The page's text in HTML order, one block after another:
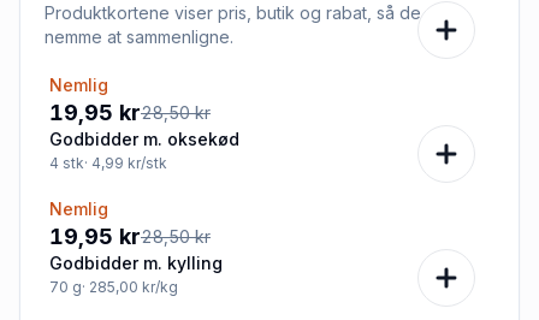
Produktkortene viser pris, butik og rabat, så de er
nemme at sammenligne.
-30%
Nemlig
19,95 kr28,50 kr
Godbidder m. oksekød
4 stk· 4,99 kr/stk
-30%
Nemlig
19,95 kr28,50 kr
Godbidder m. kylling
70 g· 285,00 kr/kg